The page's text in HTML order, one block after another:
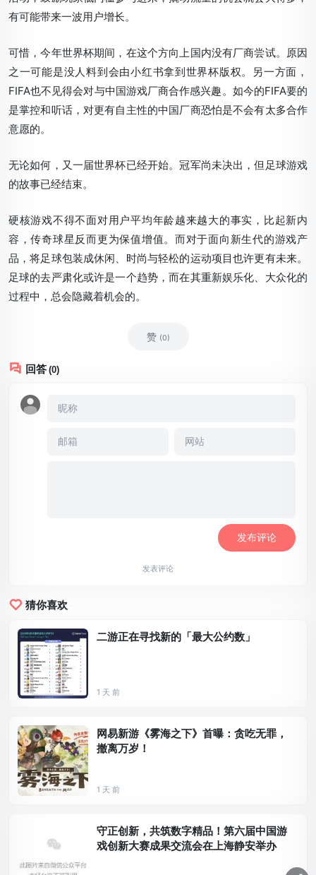
有可能带来一波用户增长。
可惜，今年世界杯期间，在这个方向上国内没有厂商尝试。原因
之一可能是没人料到会由小红书拿到世界杯版权。另一方面，
FIFA也不见得会对与中国游戏厂商合作感兴趣。如今的FIFA要的
是掌控和听话，对更有自主性的中国厂商恐怕是不会有太多合作
意愿的。
无论如何，又一届世界杯已经开始。冠军尚未决出，但足球游戏
的故事已经结束。
硬核游戏不得不面对用户平均年龄越来越大的事实，比起新内
容，传奇球星反而更为保值增值。而对于面向新生代的游戏产
品，将足球包装成休闲、时尚与轻松的运动项目也许更有未来。
足球的去严肃化或许是一个趋势，而在其重新娱乐化、大众化的
过程中，总会隐藏着机会的。
赞 (0)
回答 (0)
发表评论
猜你喜欢
二游正在寻找新的「最大公约数」
1 天 前
网易新游《雾海之下》首曝：贪吃无罪，
撤离万岁！
1 天 前
守正创新，共筑数字精品！第六届中国游
戏创新大赛成果交流会在上海静安举办